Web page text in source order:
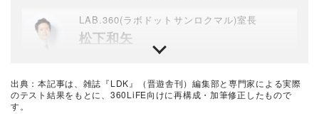
さない個人の臭気判定士として活動中。臭気判定士とし
て10年以上のキャリアを持つ。
LAB.360(ラボドットサンロクマル)室長
松下和矢
晋遊舎のテスト専門機関「LAB.360」室長。年間2100点
の保全・メンテナンス、日用雑貨品メーカーの開発業務
を経て、民間の試験機関で多くの商品テストに従事。テ
スト方法の立案から試験デザイン、試験装置の製作、テ
暮らしのおすすめベストバイ
出典：本記事は、雑誌『LDK』（晋遊舎刊）編集部と専門家による実際
のテスト結果をもとに、360LiFE向けに再構成・加筆修正したもので
す。